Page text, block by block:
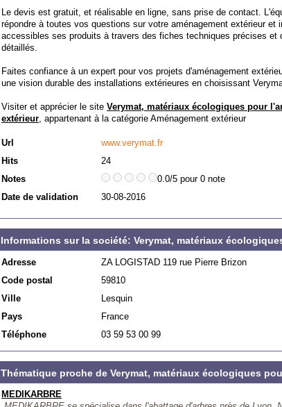
Le devis est gratuit, et réalisable en ligne, sans prise de contact.
répondre à toutes vos questions sur votre aménagement extérieur et
accessibles ses produits à travers des fiches techniques précises et
détaillés.
Faites confiance à un expert pour vos projets d'aménagement
une vision durable des installations extérieures en choisissant
Visiter et apprécier le site Verymat, matériaux écologiques pour
extérieur, appartenant à la catégorie Aménagement extérieur
Url
www.verymat.fr
Hits
24
Notes
0.0/5 pour 0 note
Date de validation
30-08-2016
Informations sur la société: Verymat, matériaux
Adresse
ZA LOGISTAD 119 rue Pierre Brizon
Code postal
59810
Ville
Lesquin
Pays
France
Téléphone
03 59 53 00 99
Thématique proche de Verymat, matériaux écologiques
MEDIKARBRE